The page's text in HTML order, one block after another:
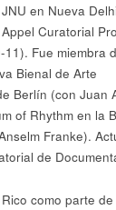
en Nueva
Curatorial
11). Fue miembra
Bienal de Arte
Berlín (con Juan
of Rhythm en la
Franke).
de
como parte